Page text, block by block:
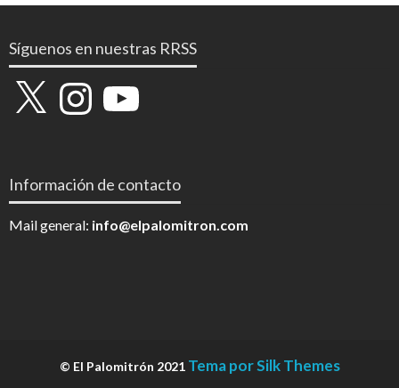
Síguenos en nuestras RRSS
X InstagramYouTube
Información de contacto
Mail general: info@elpalomitron.com
© El Palomitrón 2021 Tema por Silk Themes